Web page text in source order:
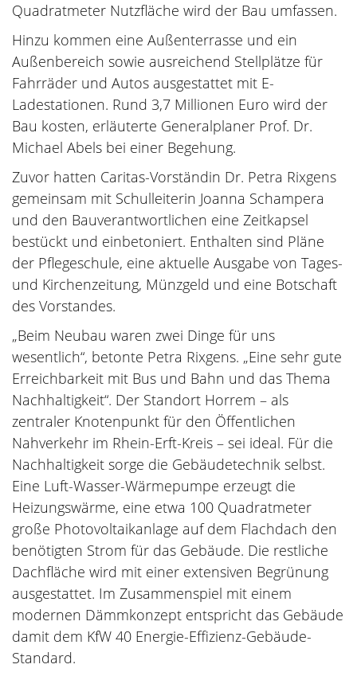
Quadratmeter Nutzfläche wird der Bau umfassen.
Hinzu kommen eine Außenterrasse und ein
Außenbereich sowie ausreichend Stellplätze für
Fahrräder und Autos ausgestattet mit E-
Ladestationen. Rund 3,7 Millionen Euro wird der
Bau kosten, erläuterte Generalplaner Prof. Dr.
Michael Abels bei einer Begehung.
Zuvor hatten Caritas-Vorständin Dr. Petra Rixgens
gemeinsam mit Schulleiterin Joanna Schampera
und den Bauverantwortlichen eine Zeitkapsel
bestückt und einbetoniert. Enthalten sind Pläne
der Pflegeschule, eine aktuelle Ausgabe von Tages-
und Kirchenzeitung, Münzgeld und eine Botschaft
des Vorstandes.
„Beim Neubau waren zwei Dinge für uns
wesentlich“, betonte Petra Rixgens. „Eine sehr gute
Erreichbarkeit mit Bus und Bahn und das Thema
Nachhaltigkeit“. Der Standort Horrem – als
zentraler Knotenpunkt für den Öffentlichen
Nahverkehr im Rhein-Erft-Kreis – sei ideal. Für die
Nachhaltigkeit sorge die Gebäudetechnik selbst.
Eine Luft-Wasser-Wärmepumpe erzeugt die
Heizungswärme, eine etwa 100 Quadratmeter
große Photovoltaikanlage auf dem Flachdach den
benötigten Strom für das Gebäude. Die restliche
Dachfläche wird mit einer extensiven Begrünung
ausgestattet. Im Zusammenspiel mit einem
modernen Dämmkonzept entspricht das Gebäude
damit dem KfW 40 Energie-Effizienz-Gebäude-
Standard.